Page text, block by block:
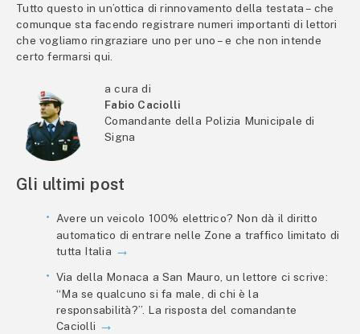
Tutto questo in un’ottica di rinnovamento della testata – che
comunque sta facendo registrare numeri importanti di lettori
che vogliamo ringraziare uno per uno – e che non intende
certo fermarsi qui.
a cura di
Fabio Caciolli
Comandante della Polizia Municipale di
Signa
Gli ultimi post
Avere un veicolo 100% elettrico? Non dà il diritto
automatico di entrare nelle Zone a traffico limitato di
tutta Italia
Via della Monaca a San Mauro, un lettore ci scrive:
“Ma se qualcuno si fa male, di chi è la
responsabilità?”. La risposta del comandante
Caciolli